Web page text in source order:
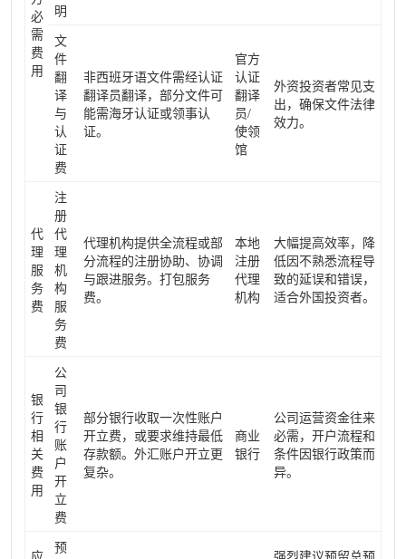
必
需
费
用
明
文
件
翻
译
与
认
证
费
非西班牙语文件需经认证
翻译员翻译，部分文件可
能需海牙认证或领事认
证。
官方
认证
翻译
员/
使领
馆
外资投资者常见支
出，确保文件法律
效力。
代
理
服
务
费
注
册
代
理
机
构
服
务
费
代理机构提供全流程或部
分流程的注册协助、协调
与跟进服务。打包服务
费。
本地
注册
代理
机构
大幅提高效率，降
低因不熟悉流程导
致的延误和错误，
适合外国投资者。
银
行
相
关
费
用
公
司
银
行
账
户
开
立
费
部分银行收取一次性账户
开立费，或要求维持最低
存款额。外汇账户开立更
复杂。
商业
银行
公司运营资金往来
必需，开户流程和
条件因银行政策而
异。
预